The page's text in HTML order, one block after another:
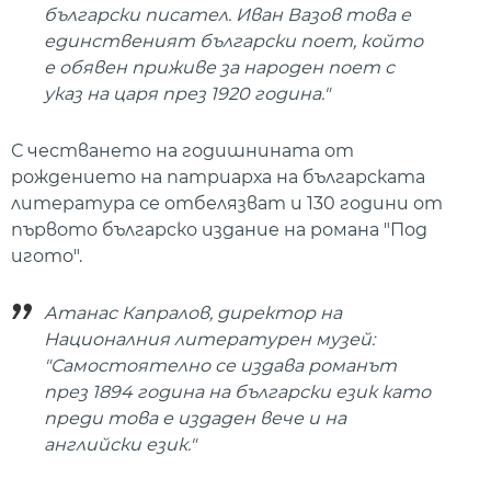
български писател. Иван Вазов това е
единственият български поет, който
е обявен приживе за народен поет с
указ на царя през 1920 година."
С честването на годишнината от
рождението на патриарха на българската
литература се отбелязват и 130 години от
първото българско издание на романа "Под
игото".
Атанас Капралов, директор на
Националния литературен музей:
"Самостоятелно се издава романът
през 1894 година на български език като
преди това е издаден вече и на
английски език."